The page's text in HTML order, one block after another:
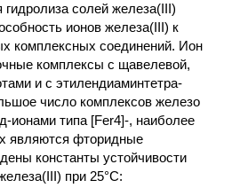
солей железа(III)
ионов железа(III) к
комплексных соединений. Ион
комплексы с щавелевой,
и с этилендиаминтетра-
число комплексов железо
ионами типа [Fer4]-, наиболее
являются фторидные
константы устойчивости
при 25°С: